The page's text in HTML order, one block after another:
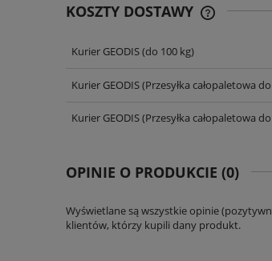
KOSZTY DOSTAWY
CENA NIE
Kurier GEODIS(do 100 kg)
Kurier GEODIS(Przesyłka całopaletowa
Kurier GEODIS(Przesyłka całopaletowa
OPINIE O PRODUKCIE (0)
Wyświetlane są wszystkie opinie
klientów, którzy kupili dany produkt.